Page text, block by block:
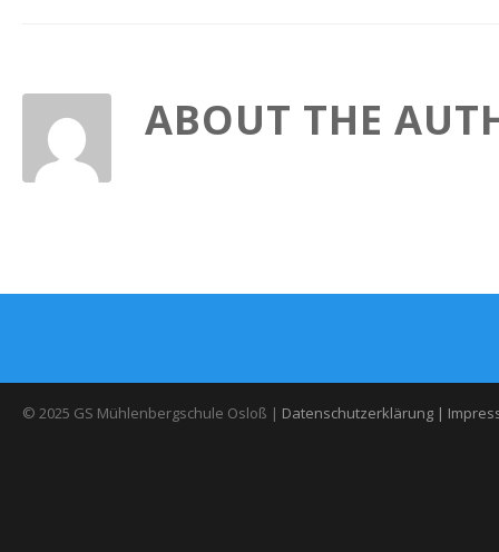
ABOUT THE
© 2025 GS Mühlenbergschule Osloß | Datenschutzerklärung |